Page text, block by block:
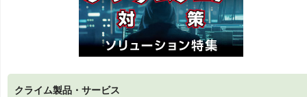
クライム製品・サービス